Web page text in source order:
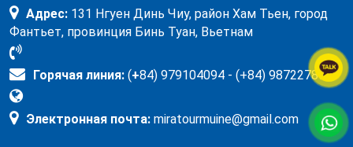
Адрес: 131 Нгуен Динь Чиу, район Хам Тьен, город
Фантьет, провинция Бинь Туан, Вьетнам
Горячая линия: (+84) 979104094 - (+84) 987227897
Электронная почта: miratourmuine@gmail.com